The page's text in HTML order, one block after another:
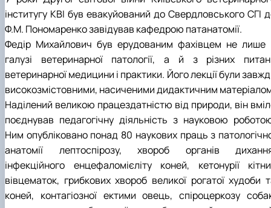
інститугу КВІ був евакуйований до Свердловського СГІ
Ф.М. Пономаренко завідував кафедрою патанатомії.
Федір Михайлович був ерудованим фахівцем не лише
галузі ветеринарної патології, а й з різних
ветеринарної медицини і практики. Його лекції були
високозмістовними, насиченими дидактичним
Наділений великою працездатністю від природи, він
поєднував педагогічну діяльність з науковою
Ним опубліковано понад 80 наукових праць з
анатомії лептоспірозу, хвороб органів
інфекційного енцефаломієліту коней, кетонурії
вівцематок, грибкових хвороб великої рогатої худоби
коней, контагіозної ектими овець, спіроцеркозу